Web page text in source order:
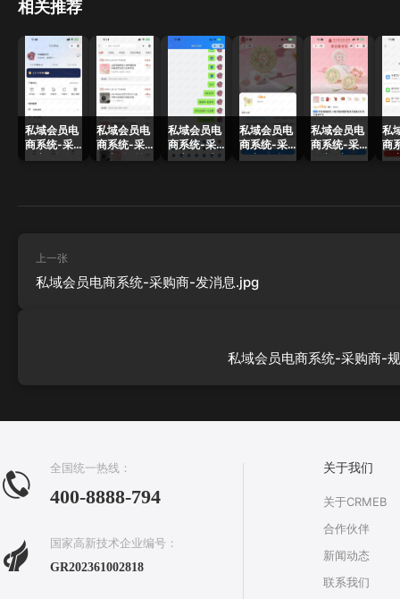
相关推荐
私域会员电
商系统-采
购商-个人
私域会员电
商系统-采
购商-订单
私域会员电
商系统-采
购商-发消
私域会员电
商系统-采
购商-规格
私域会员电
商系统-采
购商-商品
私
商
购
上一张
私域会员电商系统-采购商-发消息.jpg
私域会员电商系统-采购商-
全国统一热线：
400-8888-794
国家高新技术企业编号：
GR202361002818
关于我们
关于CRMEB
合作伙伴
新闻动态
联系我们